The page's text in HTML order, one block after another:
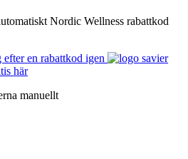
Nordic Wellness rabattkod
en rabattkod igen
här
manuellt